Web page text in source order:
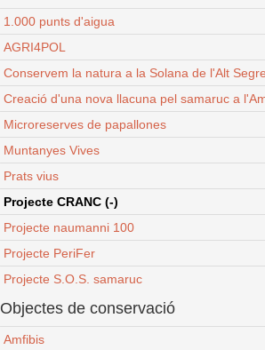
1.000 punts d'aigua
AGRI4POL
Conservem la natura a la Solana de l'Alt
Creació d'una nova llacuna pel samaruc a
Microreserves de papallones
Muntanyes Vives
Prats vius
Projecte CRANC (-)
Projecte naumanni 100
Projecte PeriFer
Projecte S.O.S. samaruc
Objectes de conservació
Amfibis